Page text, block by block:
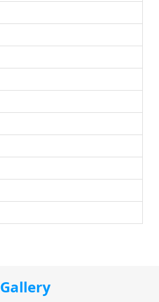
Gallery